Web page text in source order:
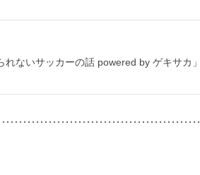
れないサッカーの話 powered by ゲキサカ」